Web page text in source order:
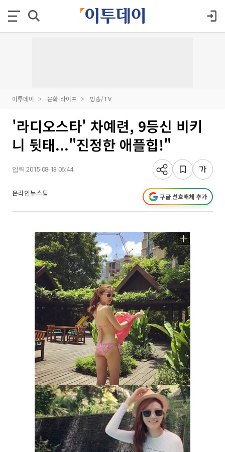
이투데이 문화·라이프 방송/TV
'라디오스타' 차예련, 9등신 비키
니 뒷태..."진정한 애플힙!"
입력 2015-08-13 06:44
온라인뉴스팀 구글 선호매체 추가